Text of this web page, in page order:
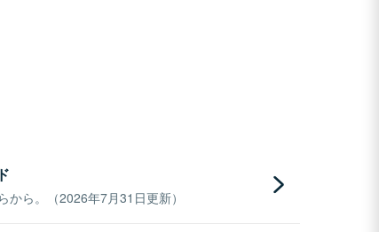
ら。（2026年7月31日更新）